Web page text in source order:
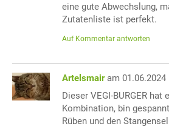
eine gute Abwechslung,
Zutatenliste ist perfekt.
Auf Kommentar antworten
Artelsmair am
Dieser VEGI-BURGER
Kombination, bin
Rüben und den